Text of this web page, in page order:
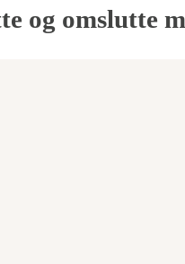
og omslutte